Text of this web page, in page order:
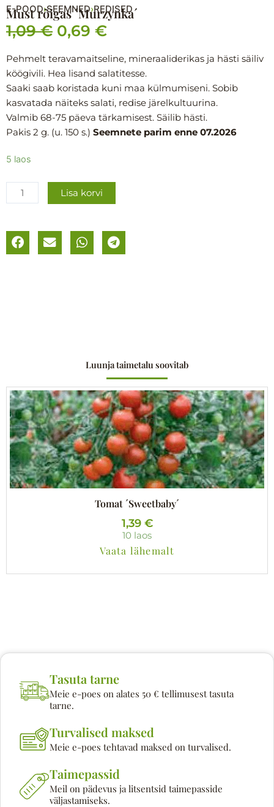
E-POOD›SEEMNED›REDISED
Must rõigas ´Murzynka´
1,09€ Algne
hind
oli:
1,09 €.
0,69 €Praegune
hind
on:
0,69 €.
Pehmelt teravamaitseline, mineraaliderikas ja hästi säiliv
köögivili. Hea lisand salatitesse.
Saaki saab koristada kuni maa külmumiseni. Sobib
kasvatada näiteks salati, redise järelkultuurina.
Valmib 68-75 päeva tärkamisest. Säilib hästi.
Pakis 2 g. (u. 150 s.) Seemnete parim enne 07.2026
5 laos
Must
´Murzynka
´
Lisa korvi
Luunja taimetalu soovitab
Tomat ´Sweetbaby´
1,39 €
10 laos
Vaata lähemalt
Tasuta tarne
Meie e-poes on alates 50 € tellimusest tasuta
tarne.
Turvalised maksed
Meie e-poes tehtavad maksed on turvalised.
Taimepassid
Meil on pädevus ja litsentsid taimepasside
väljastamiseks.